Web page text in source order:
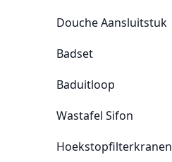
Douche Aansluitstuk
Badset
Baduitloop
Wastafel Sifon
Hoekstopfilterkranen